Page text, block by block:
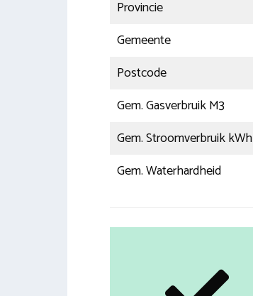
Provincie
Gemeente
Postcode
Gem. Gasverbruik M3
Gem. Stroomverbruik kWh
Gem. Waterhardheid